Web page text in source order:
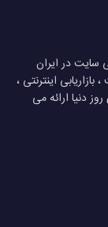
در ایران
اینترنتی ،
دنیا ارائه می